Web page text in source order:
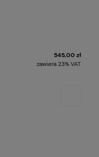
545,00 zł
zawiera 23% VAT